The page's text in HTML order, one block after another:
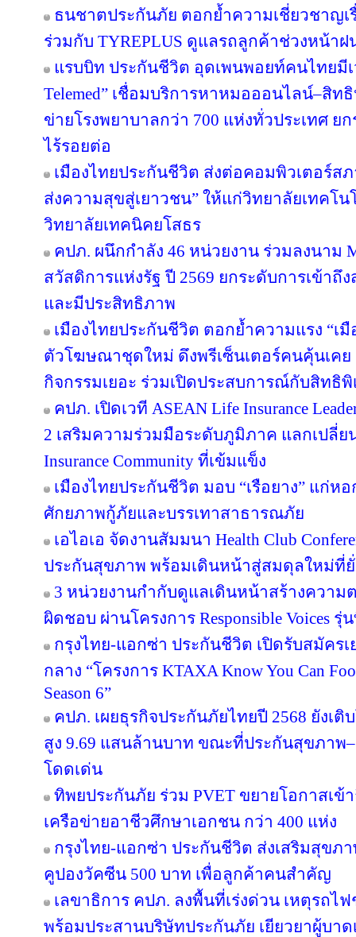
ธนชาตประกันภัย ตอกย้ำความเชี่ยวชาญเ
ร่วมกับ TYREPLUS ดูแลรถลูกค้าช่วงหน้า
แรบบิท ประกันชีวิต อุดเพนพอยท์คนไทยมีเ
Telemed” เชื่อมบริการหาหมอออนไลน์–สิ
ข่ายโรงพยาบาลกว่า 700 แห่งทั่วประเทศ
ไร้รอยต่อ
เมืองไทยประกันชีวิต ส่งต่อคอมพิวเตอร์ส
ส่งความสุขสู่เยาวชน” ให้แก่วิทยาลัยเทคโ
วิทยาลัยเทคนิคยโสธร
คปภ. ผนึกกำลัง 46 หน่วยงาน ร่วมลงนาม
สวัสดิการแห่งรัฐ ปี 2569 ยกระดับการเข้าถึ
และมีประสิทธิภาพ
เมืองไทยประกันชีวิต ตอกย้ำความแรง “เ
ตัวโฆษณาชุดใหม่ ดึงพรีเซ็นเตอร์คนคุ้นเค
กิจกรรมเยอะ ร่วมเปิดประสบการณ์กับสิทธิ
คปภ. เปิดเวที ASEAN Life Insurance
2 เสริมความร่วมมือระดับภูมิภาค แลกเปลี่
Insurance Community ที่เข้มแข็ง
เมืองไทยประกันชีวิต มอบ “เรือยาง” แก่ห
ศักยภาพกู้ภัยและบรรเทาสาธารณภัย
เอไอเอ จัดงานสัมมนา Health Club
ประกันสุขภาพ พร้อมเดินหน้าสู่สมดุลใหม่ที่
3 หน่วยงานกำกับดูแลเดินหน้าสร้างความ
ผิดชอบ ผ่านโครงการ Responsible Voices รุ่
กรุงไทย-แอกซ่า ประกันชีวิต เปิดรับสมัค
กลาง “โครงการ KTAXA Know You Can
Season 6”
คปภ. เผยธุรกิจประกันภัยไทยปี 2568 ยังเ
สูง 9.69 แสนล้านบาท ขณะที่ประกันสุขภาพ
โดดเด่น
ทิพยประกันภัย ร่วม PVET ขยายโอกาสเ
เครือข่ายอาชีวศึกษาเอกชน กว่า 400 แห่ง
กรุงไทย-แอกซ่า ประกันชีวิต ส่งเสริมสุขภ
คูปองวัคซีน 500 บาท เพื่อลูกค้าคนสำคัญ
เลขาธิการ คปภ. ลงพื้นที่เร่งด่วน เหตุรถไ
พร้อมประสานบริษัทประกันภัย เยียวยาผู้บา